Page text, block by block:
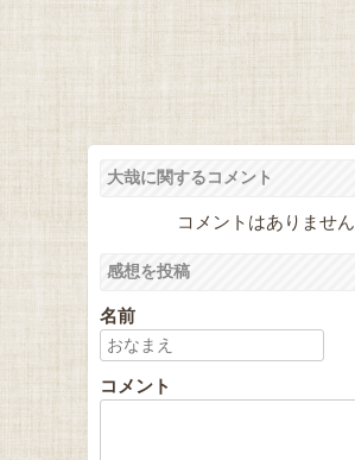
大哉に関するコメント
コメントはありません
感想を投稿
名前
コメント